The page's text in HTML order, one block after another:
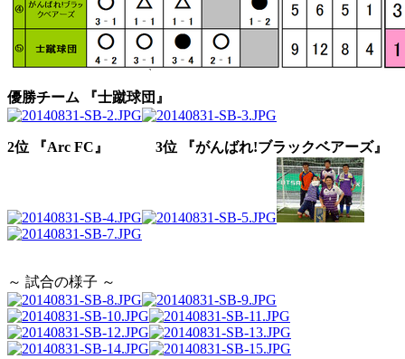
優勝チーム 『士蹴球団』
2位 『Arc FC』 3位 『がんばれ!ブラックベアーズ』
～ 試合の様子 ～